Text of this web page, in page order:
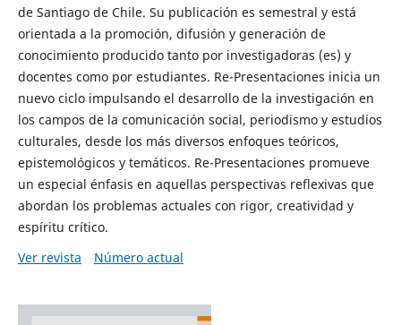
de Santiago de Chile. Su publicación es semestral y está
orientada a la promoción, difusión y generación de
conocimiento producido tanto por investigadoras (es) y
docentes como por estudiantes. Re-Presentaciones inicia un
nuevo ciclo impulsando el desarrollo de la investigación en
los campos de la comunicación social, periodismo y estudios
culturales, desde los más diversos enfoques teóricos,
epistemológicos y temáticos. Re-Presentaciones promueve
un especial énfasis en aquellas perspectivas reflexivas que
abordan los problemas actuales con rigor, creatividad y
espíritu crítico.
Ver revista
Número actual